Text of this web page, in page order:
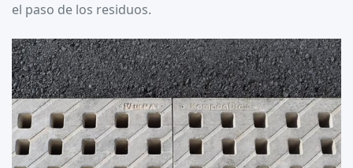
el paso de los residuos.